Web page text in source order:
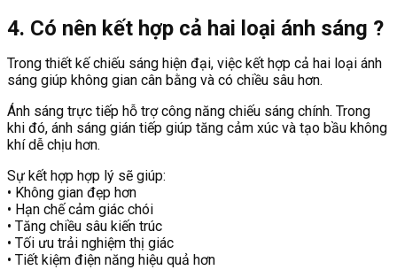
4. Có nên kết hợp cả hai loại ánh sáng ?
Trong thiết kế chiếu sáng hiện đại, việc kết hợp cả hai loại ánh
sáng giúp không gian cân bằng và có chiều sâu hơn.
Ánh sáng trực tiếp hỗ trợ công năng chiếu sáng chính. Trong
khi đó, ánh sáng gián tiếp giúp tăng cảm xúc và tạo bầu không
khí dễ chịu hơn.
Sự kết hợp hợp lý sẽ giúp:
• Không gian đẹp hơn
• Hạn chế cảm giác chói
• Tăng chiều sâu kiến trúc
• Tối ưu trải nghiệm thị giác
• Tiết kiệm điện năng hiệu quả hơn